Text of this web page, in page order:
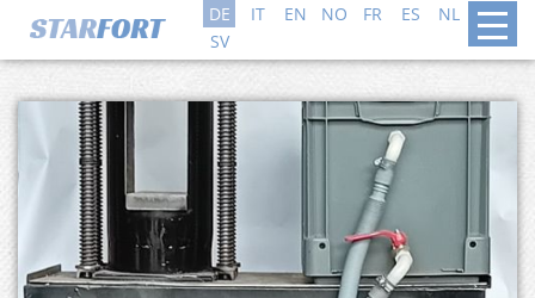
DE IT EN NO FR ES NL
DA
SV